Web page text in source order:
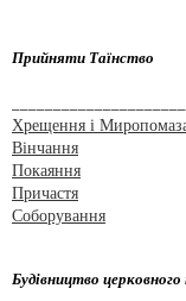
Прийняти Таїнство
Хрещення і
Вінчання
Покаяння
Причастя
Соборування
Будівництво